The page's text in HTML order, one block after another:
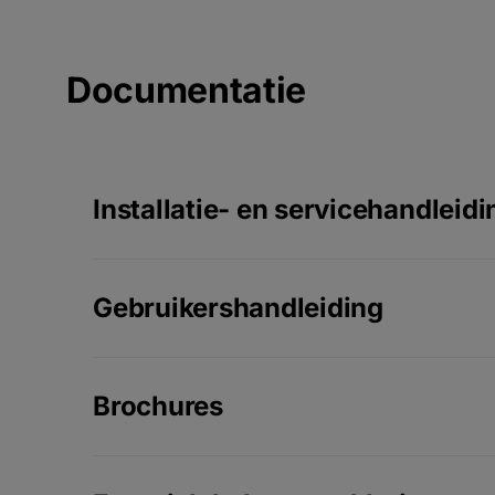
Documentatie
Installatie- en
Gebruikershandleiding
Brochures